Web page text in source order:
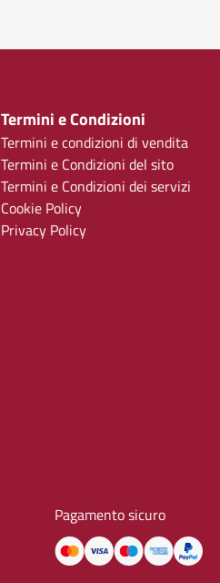
Termini e Condizioni
Termini e condizioni di vendita
Termini e Condizioni del sito
Termini e Condizioni dei servizi
Cookie Policy
Privacy Policy
Pagamento sicuro